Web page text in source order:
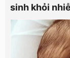
sinh khỏi